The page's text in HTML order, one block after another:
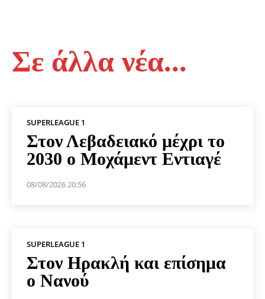
Σε άλλα νέα...
SUPERLEAGUE 1
Στον Λεβαδειακό μέχρι το
2030 ο Μοχάμεντ Εντιαγέ
08/08/2026 20:56
SUPERLEAGUE 1
Στον Ηρακλή και επίσημα
ο Νανού